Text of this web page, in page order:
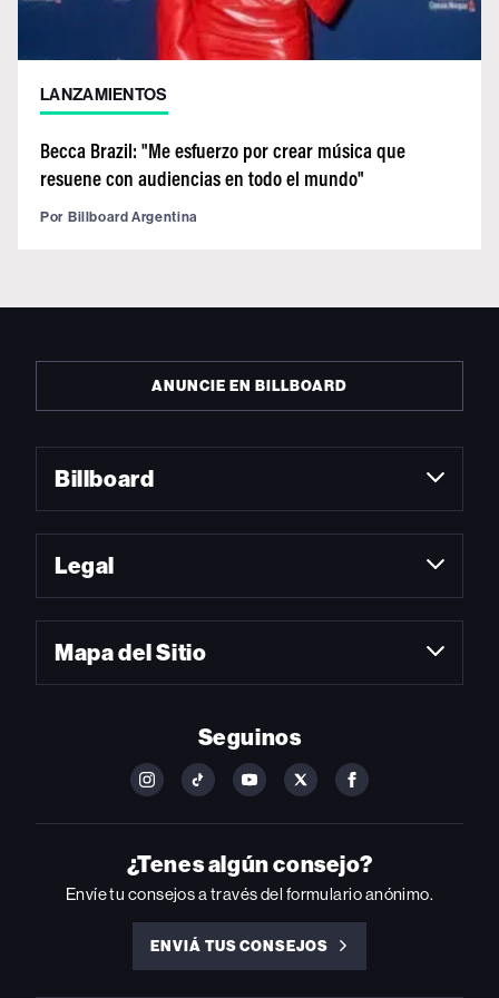
LANZAMIENTOS
Becca Brazil: "Me esfuerzo por crear música que
resuene con audiencias en todo el mundo"
Por Billboard Argentina
ANUNCIE EN BILLBOARD
Billboard
Legal
Mapa del Sitio
Seguinos
FOLLOW
ON
INSTAGRAM
FOLLOW
ON
YOUTUBE
FOLLOW
ON
YOUTUBE
FOLLOW
ON
FOLLOW
ON
FACEBOOK
¿Tenes algún consejo?
Envíe tu consejos a través del formulario anónimo.
ENVIÁ TUS CONSEJOS
ENVIÁ